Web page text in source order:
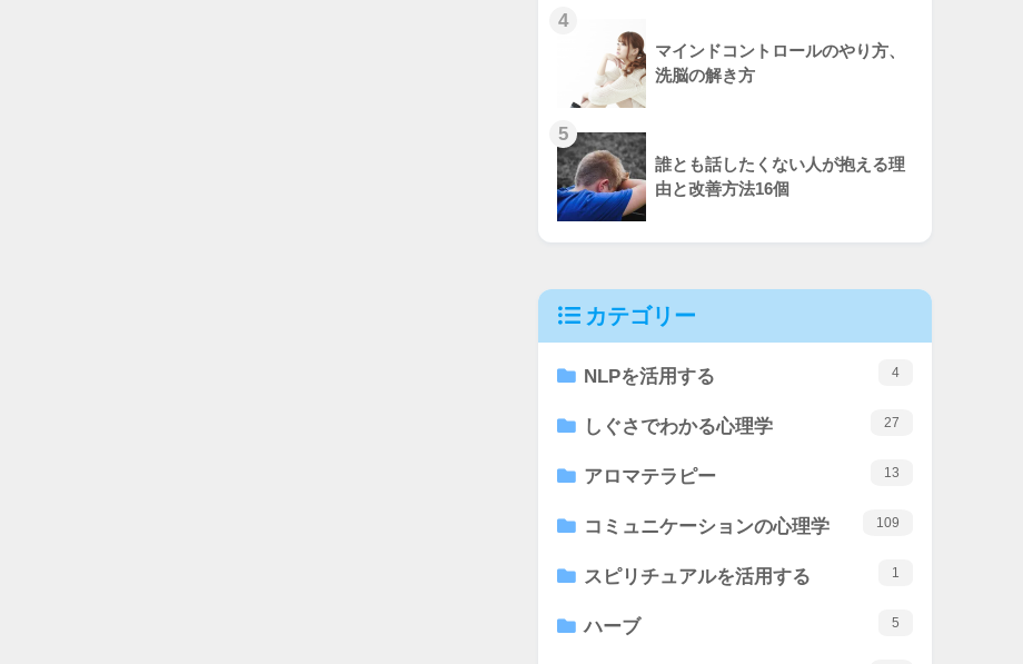
4
マインドコントロールのやり方、
洗脳の解き方
5
誰とも話したくない人が抱える理
由と改善方法16個
カテゴリー
NLPを活用する 4
しぐさでわかる心理学 27
アロマテラピー 13
コミュニケーションの心理学 109
スピリチュアルを活用する 1
ハーブ 5